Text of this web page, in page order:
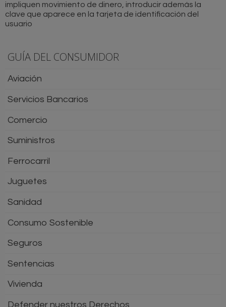
impliquen movimiento de dinero, introducir además la
clave que aparece en la tarjeta de identificación del
usuario
GUÍA DEL CONSUMIDOR
Aviación
Servicios Bancarios
Comercio
Suministros
Ferrocarril
Juguetes
Sanidad
Consumo Sostenible
Seguros
Sentencias
Vivienda
Defender nuestros Derechos